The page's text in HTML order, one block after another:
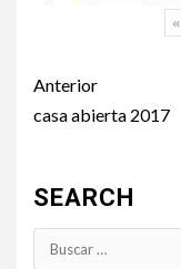
«
Post
navigation
Anterior
casa abierta 2017
SEARCH
Buscar: